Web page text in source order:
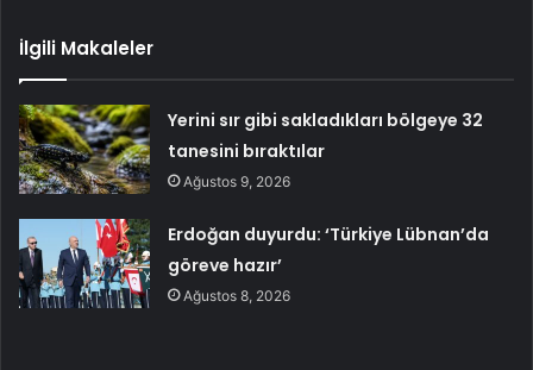
İlgili Makaleler
Yerini sır gibi sakladıkları bölgeye 32
tanesini bıraktılar
Ağustos 9, 2026
Erdoğan duyurdu: ‘Türkiye Lübnan’da
göreve hazır’
Ağustos 8, 2026